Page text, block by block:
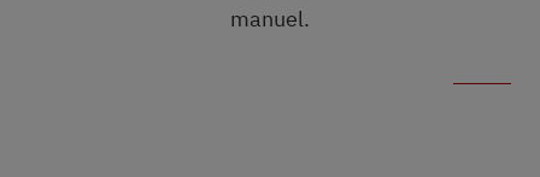
manuel.